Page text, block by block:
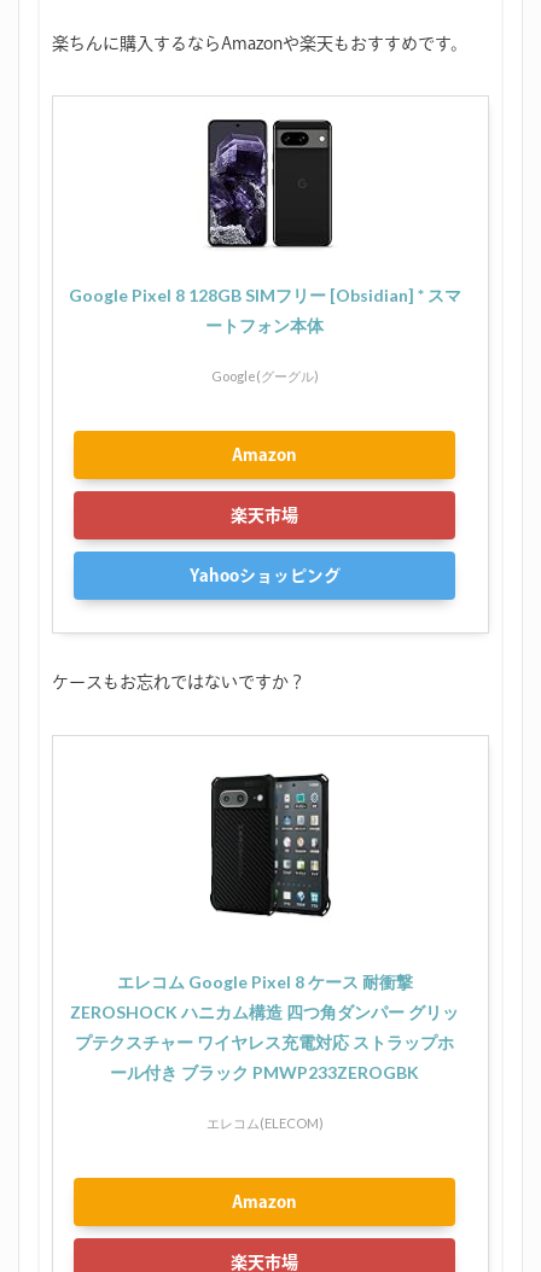
楽ちんに購入するならAmazonや楽天もおすすめです。
Google Pixel 8 128GB SIMフリー [Obsidian] * スマ
ートフォン本体
Google(グーグル)
Amazon
楽天市場
Yahooショッピング
ケースもお忘れではないですか？
エレコム Google Pixel 8 ケース 耐衝撃
ZEROSHOCK ハニカム構造 四つ角ダンパー グリッ
プテクスチャー ワイヤレス充電対応 ストラップホ
ール付き ブラック PMWP233ZEROGBK
エレコム(ELECOM)
Amazon
楽天市場